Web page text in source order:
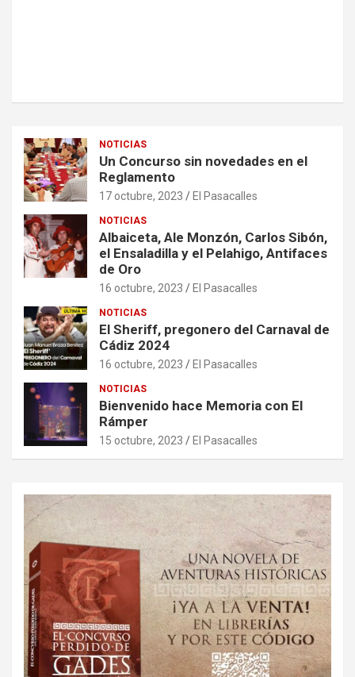
NOTICIAS
Un Concurso sin novedades en el
Reglamento
17 octubre, 2023 El Pasacalles
NOTICIAS
Albaiceta, Ale Monzón, Carlos Sibón,
el Ensaladilla y el Pelahigo, Antifaces
de Oro
16 octubre, 2023 El Pasacalles
NOTICIAS
El Sheriff, pregonero del Carnaval de
Cádiz 2024
16 octubre, 2023 El Pasacalles
NOTICIAS
Bienvenido hace Memoria con El
Rámper
15 octubre, 2023 El Pasacalles